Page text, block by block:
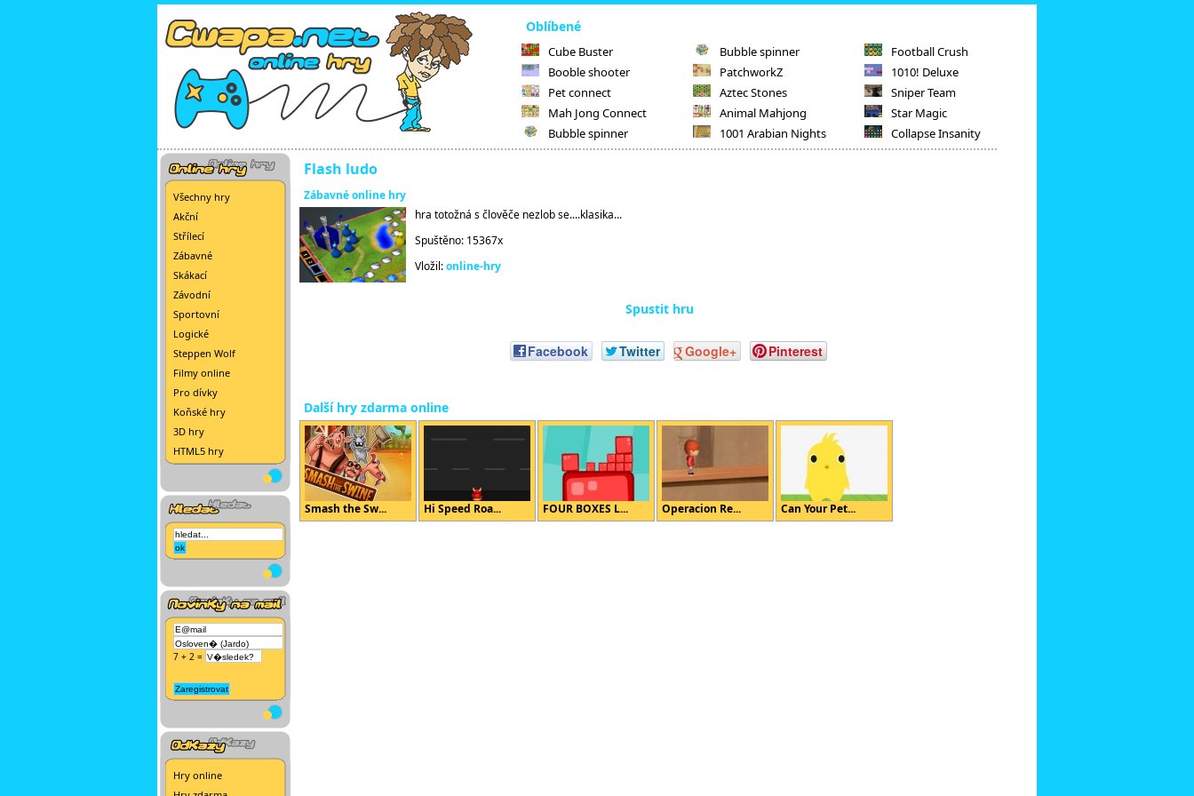
Oblíbené
Cube Buster
Booble shooter
Pet connect
Mah Jong Connect
Bubble spinner
Bubble spinner
PatchworkZ
Aztec Stones
Animal Mahjong
1001 Arabian Nights
Football Crush
1010! Deluxe
Sniper Team
Star Magic
Collapse Insanity
Všechny hry
Akční
Střílecí
Zábavné
Skákací
Závodní
Sportovní
Logické
Steppen Wolf
Filmy online
Pro dívky
Koňské hry
3D hry
HTML5 hry
7 + 2 =
Hry online
Flash ludo
Zábavné online hry
hra totožná s člověče nezlob se....klasika...
Spuštěno: 15367x
Vložil:online-hry
Spustit hru
Facebook Twitter Google+ Pinterest
Další hry zdarma online
Smash the Sw... Hi Speed Roa... FOUR BOXES L... Operacion Re... Can Your Pet...